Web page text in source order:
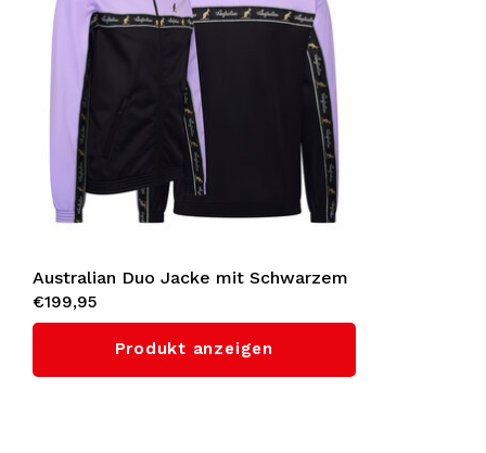
Australian Duo Jacke mit Schwarzem
Seitenstreifen 3.0 (Lavender)
€199,95
Produkt anzeigen